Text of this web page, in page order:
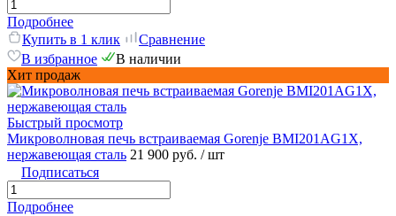
Подробнее
Купить в 1 клик
Сравнение
В избранное
В наличии
Хит продаж
Быстрый просмотр
Микроволновая печь встраиваемая Gorenje BMI201AG1X,
нержавеющая сталь 21 900 руб. / шт
Подписаться
Подробнее